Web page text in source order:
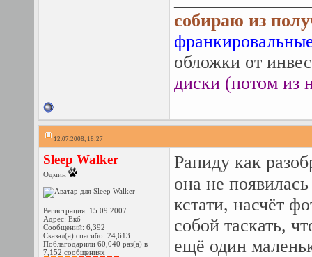
собираю из
обложки от
диски (потом из
12.07.2008, 18:27
Sleep Walker
Одмин
Регистрация: 15.09.2007
Адрес: Екб
Сообщений: 6,392
Сказал(а) спасибо: 24,613
Поблагодарили 60,040 раз(а) в
7,152 сообщениях
Рапиду как
она не
кстати, насчёт
собой таскать,
ещё один